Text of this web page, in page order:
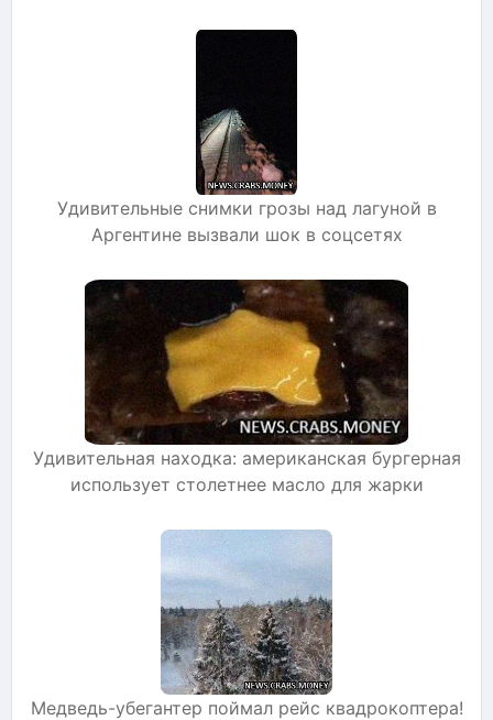
Удивительные снимки грозы над лагуной в
Аргентине вызвали шок в соцсетях
Удивительная находка: американская бургерная
использует столетнее масло для жарки
Медведь-убегантер поймал рейс квадрокоптера!